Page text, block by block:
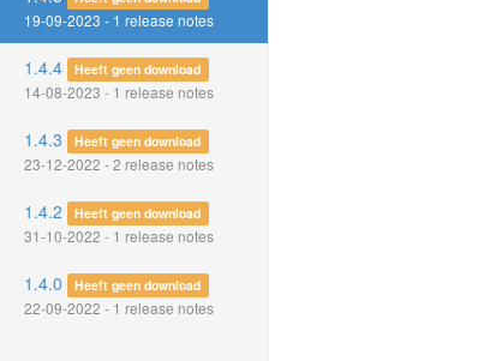
19-09-2023 - 1 release notes
1.4.4 Heeft geen download
14-08-2023 - 1 release notes
1.4.3 Heeft geen download
23-12-2022 - 2 release notes
1.4.2 Heeft geen download
31-10-2022 - 1 release notes
1.4.0 Heeft geen download
22-09-2022 - 1 release notes